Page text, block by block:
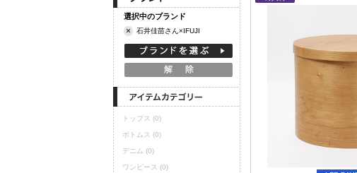
雑誌･書籍(一緒に買うと送料無料)
定期購読
選択中のブランド
× 石井佳苗さん×IFUJI
トップス (0)
ボトムス (0)
デニム (0)
ワンピース (0)